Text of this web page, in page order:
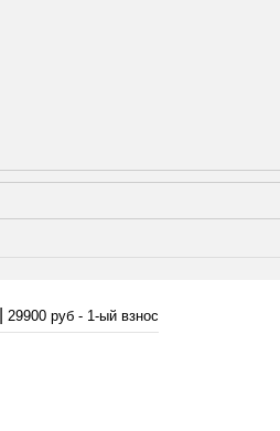
29900 руб - 1-ый взнос